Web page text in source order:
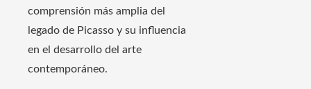
comprensión más amplia del
legado de Picasso y su influencia
en el desarrollo del arte
contemporáneo.